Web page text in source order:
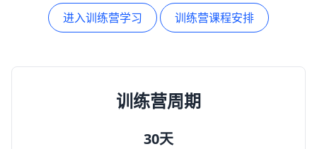
进入训练营学习 训练营课程安排
训练营周期
30天